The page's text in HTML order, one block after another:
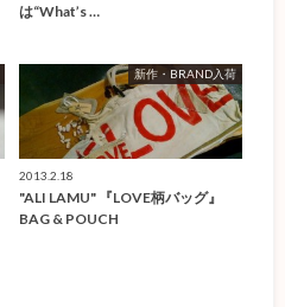
は“What’s …
新作・BRAND入荷
2013.2.18
"ALI LAMU" 『LOVE柄バッグ』
BAG & POUCH